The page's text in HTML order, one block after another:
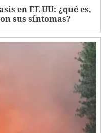
en EE UU: ¿qué es,
sus síntomas?